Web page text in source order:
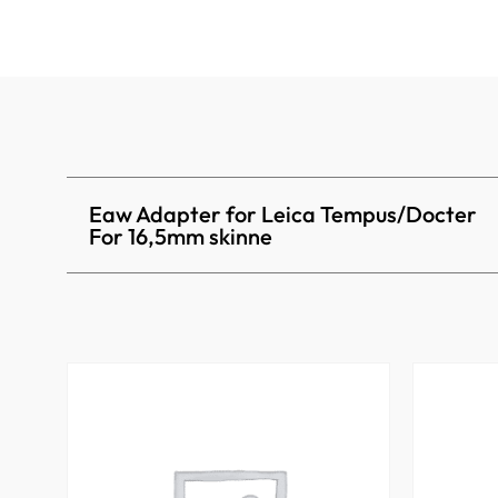
Eaw Adapter for Leica Tempus/Docter
For 16,5mm skinne